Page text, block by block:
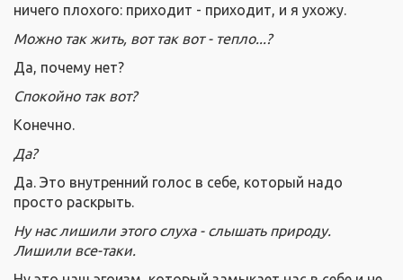
ничего плохого: приходит - приходит, и я ухожу.
Можно так жить, вот так вот - тепло...?
Да, почему нет?
Спокойно так вот?
Конечно.
Да?
Да. Это внутренний голос в себе, который надо
просто раскрыть.
Ну нас лишили этого слуха - слышать природу.
Лишили все-таки.